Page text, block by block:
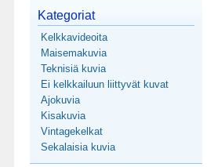
Kategoriat
Kelkkavideoita
Maisemakuvia
Teknisiä kuvia
Ei kelkkailuun liittyvät kuvat
Ajokuvia
Kisakuvia
Vintagekelkat
Sekalaisia kuvia